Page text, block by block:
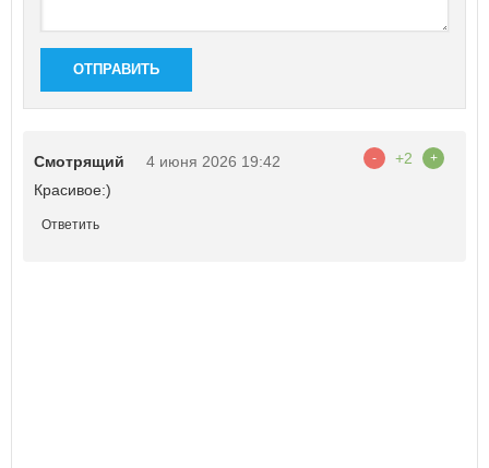
ОТПРАВИТЬ
Смотрящий 4 июня 2026 19:42 - +2 +
Красивое:)
Ответить